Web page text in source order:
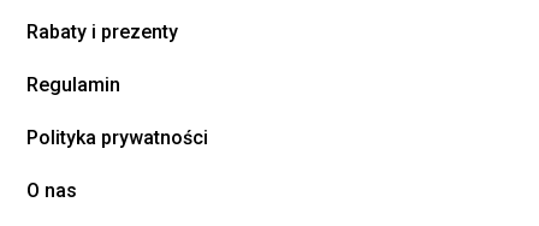
Rabaty i prezenty
Regulamin
Polityka prywatności
O nas